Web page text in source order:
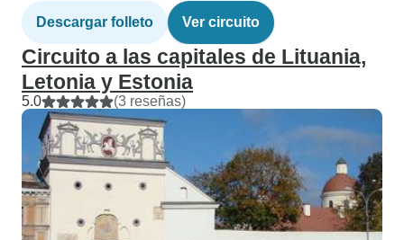
Descargar folleto Ver circuito
Circuito a las capitales de Lituania,
Letonia y Estonia
5.0 (3 reseñas)